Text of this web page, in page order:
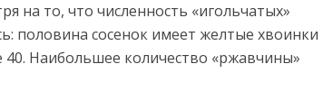
на то, что численность «игольчатых»
половина сосенок имеет желтые хвоинки
40. Наибольшее количество «ржавчины»